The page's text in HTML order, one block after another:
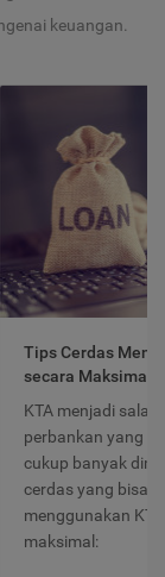
keuangan.
Tips Cerdas
secara Maksimal
KTA menjadi
perbankan yang
cukup banyak
cerdas yang bisa
menggunakan
maksimal: